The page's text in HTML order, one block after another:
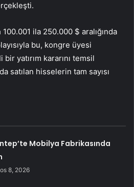
ila 250.000 $ aralığında
bu, kongre üyesi
yatırım kararını temsil
satılan hisselerin tam sayısı
Mobilya Fabrikasında
8, 2026